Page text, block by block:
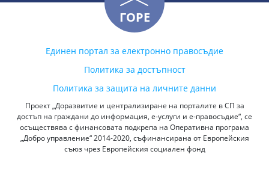
ГОРЕ
Единен портал за електронно правосъдие
Политика за достъпност
Политика за защита на личните данни
Проект „Доразвитие и централизиране на порталите в СП за
достъп на граждани до информация, е-услуги и е-правосъдие“, се
осъществява с финансовата подкрепа на Оперативна програма
„Добро управление“ 2014-2020, съфинансирана от Европейския
съюз чрез Европейския социален фонд